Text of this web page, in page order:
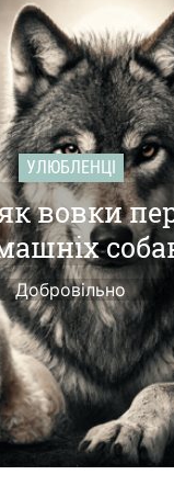
УЛЮБЛЕНЦІ
вовки
Добровільно